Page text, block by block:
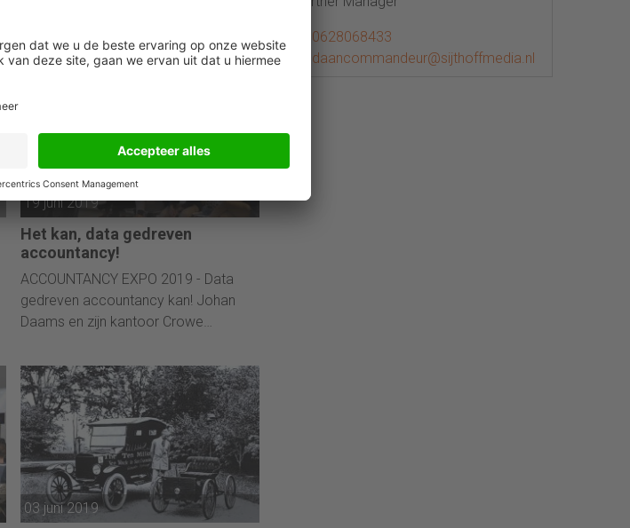
winstgevende verdienmodel.
19 juni 2019
Het kan, data gedreven
accountancy!
ACCOUNTANCY EXPO 2019 - Data
gedreven accountancy kan! Johan
Daams en zijn kantoor Crowe
03 juni 2019
0628068433
daancommandeur@sijthoffmedia.nl